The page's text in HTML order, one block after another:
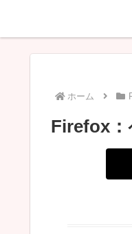
ホーム
Firefox：